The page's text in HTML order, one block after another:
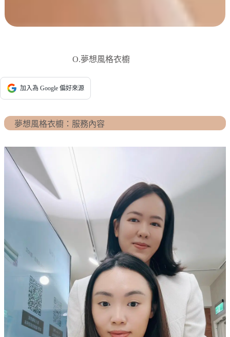
O.夢想風格衣櫥
加入為 Google 偏好來源
夢想風格衣櫥：服務內容